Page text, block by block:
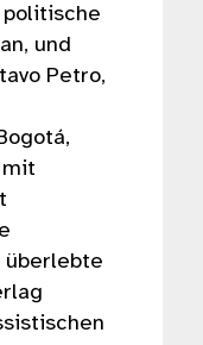
politische
und
Petro,
überlebte